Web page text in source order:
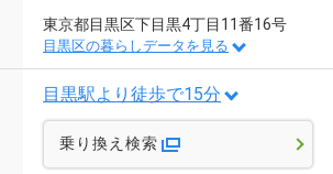
東京都目黒区下目黒4丁目11番16号
目黒区の暮らしデータを見る
目黒駅より徒歩で15分
乗り換え検索